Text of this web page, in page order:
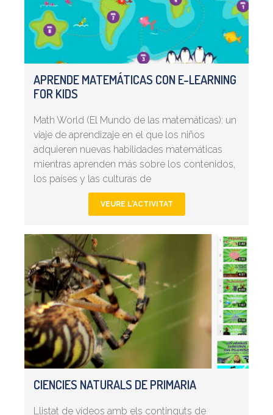
APRENDE MATEMÁTICAS CON E-LEARNING
FOR KIDS
Math World (El Mundo de las matemáticas): un
viaje de aprendizaje en el que los niños
adquieren nuevas habilidades matemáticas
mientras aprenden más sobre los contenidos,
los países y las culturas de
VEURE L'ACTIVITAT
CIENCIES NATURALS DE PRIMARIA
Llistat de vídeos amb els continguts de